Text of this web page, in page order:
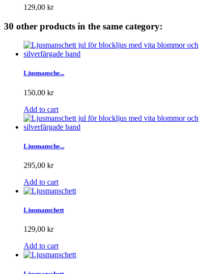
129,00 kr
30 other products in the same category:
Ljusmansche...
150,00 kr
Add to cart
Ljusmansche...
295,00 kr
Add to cart
Ljusmanschett
129,00 kr
Add to cart